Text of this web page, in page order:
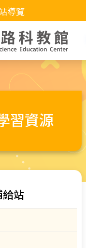
導覽
習資源
給站